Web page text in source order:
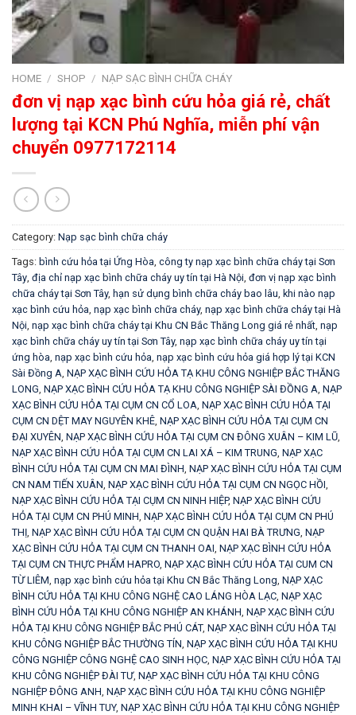
HOME / SHOP / NẠP SẠC BÌNH CHỮA CHÁY
đơn vị nạp xạc bình cứu hỏa giá rẻ, chất
lượng tại KCN Phú Nghĩa, miễn phí vận
chuyển 0977172114
Category: Nạp sạc bình chữa cháy
Tags: bình cứu hỏa tại Ứng Hòa, công ty nạp xạc bình chữa cháy tại Sơn
Tây, địa chỉ nạp xạc bình chữa cháy uy tín tại Hà Nội, đơn vị nạp xạc bình
chữa cháy tại Sơn Tây, hạn sử dụng bình chữa cháy bao lâu, khi nào nạp
xạc bình cứu hỏa, nạp xạc bình chữa cháy, nạp xạc bình chữa cháy tại Hà
Nội, nạp xạc bình chữa cháy tại Khu CN Bắc Thăng Long giá rẻ nhất, nạp
xạc bình chữa cháy uy tín tại Sơn Tây, nạp xạc bình chữa cháy uy tín tại
ứng hòa, nạp xạc bình cứu hỏa, nạp xạc bình cứu hỏa giá hợp lý tại KCN
Sài Đồng A, NẠP XẠC BÌNH CỨU HỎA TẠ KHU CÔNG NGHIỆP BẮC THĂNG
LONG, NẠP XẠC BÌNH CỨU HỎA TẠ KHU CÔNG NGHIỆP SÀI ĐỒNG A, NẠP
XẠC BÌNH CỨU HỎA TẠI CỤM CN CỔ LOA, NẠP XẠC BÌNH CỨU HỎA TẠI
CỤM CN DỆT MAY NGUYÊN KHÊ, NẠP XẠC BÌNH CỨU HỎA TẠI CỤM CN
ĐẠI XUYÊN, NẠP XẠC BÌNH CỨU HỎA TẠI CỤM CN ĐÔNG XUÂN – KIM LŨ,
NẠP XẠC BÌNH CỨU HỎA TẠI CỤM CN LAI XÁ – KIM TRUNG, NẠP XẠC
BÌNH CỨU HỎA TẠI CỤM CN MAI ĐÌNH, NẠP XẠC BÌNH CỨU HỎA TẠI CỤM
CN NAM TIẾN XUÂN, NẠP XẠC BÌNH CỨU HỎA TẠI CỤM CN NGỌC HỒI,
NẠP XẠC BÌNH CỨU HỎA TẠI CỤM CN NINH HIỆP, NẠP XẠC BÌNH CỨU
HỎA TẠI CỤM CN PHÚ MINH, NẠP XẠC BÌNH CỨU HỎA TẠI CỤM CN PHÚ
THỊ, NẠP XẠC BÌNH CỨU HỎA TẠI CỤM CN QUẬN HAI BÀ TRƯNG, NẠP
XẠC BÌNH CỨU HỎA TẠI CỤM CN THANH OAI, NẠP XẠC BÌNH CỨU HỎA
TẠI CỤM CN THỰC PHẨM HAPRO, NẠP XẠC BÌNH CỨU HỎA TẠI CUM CN
TỪ LIÊM, nạp xạc bình cứu hỏa tại Khu CN Bắc Thăng Long, NẠP XẠC
BÌNH CỨU HỎA TẠI KHU CÔNG NGHỆ CAO LÁNG HÒA LẠC, NẠP XẠC
BÌNH CỨU HỎA TẠI KHU CÔNG NGHIỆP AN KHÁNH, NẠP XẠC BÌNH CỨU
HỎA TẠI KHU CÔNG NGHIỆP BẮC PHÚ CÁT, NẠP XẠC BÌNH CỨU HỎA TẠI
KHU CÔNG NGHIỆP BẮC THƯỜNG TÍN, NẠP XẠC BÌNH CỨU HỎA TẠI KHU
CÔNG NGHIỆP CÔNG NGHỆ CAO SINH HỌC, NẠP XẠC BÌNH CỨU HỎA TẠI
KHU CÔNG NGHIỆP ĐÀI TƯ, NẠP XẠC BÌNH CỨU HỎA TẠI KHU CÔNG
NGHIỆP ĐÔNG ANH, NẠP XẠC BÌNH CỨU HỎA TẠI KHU CÔNG NGHIỆP
MINH KHAI – VĨNH TUY, NẠP XẠC BÌNH CỨU HỎA TẠI KHU CÔNG NGHIỆP